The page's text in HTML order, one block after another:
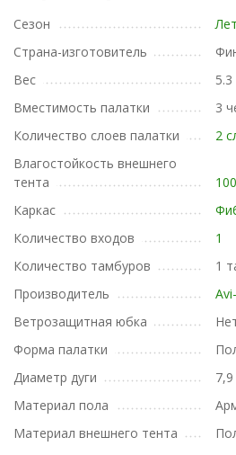
Сезон
Страна-изготовитель
Вес
5.3
Вместимость палатки
3
Количество слоев палатки
2
Влагостойкость внешнего
тента
Каркас
Количество входов
1
Количество тамбуров
1
Производитель
Ветрозащитная юбка
Форма палатки
Диаметр дуги
Материал пола
Материал внешнего тента